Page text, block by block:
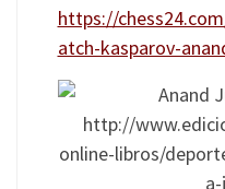
https://
atch-kasparov-